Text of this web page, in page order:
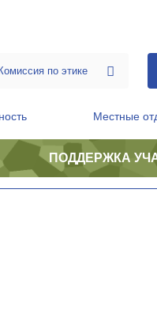
Местные
ПОДДЕРЖКА